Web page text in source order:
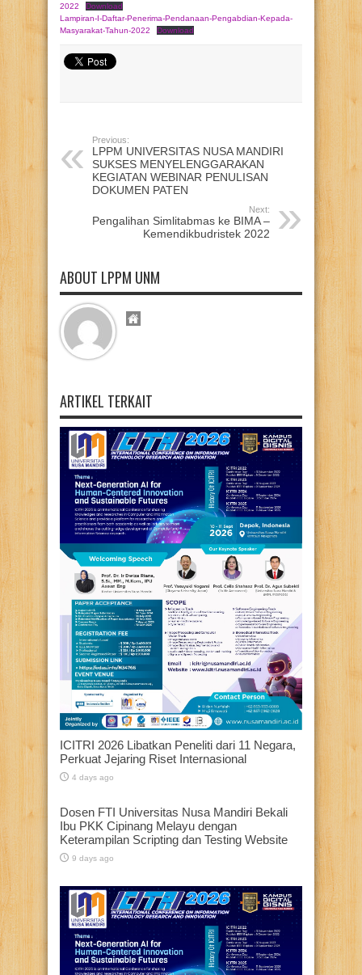
2022
Download
Lampiran-I-Daftar-Penerima-Pendanaan-Pengabdian-Kepada-
Masyarakat-Tahun-2022
Download
Previous:
LPPM UNIVERSITAS NUSA MANDIRI
SUKSES MENYELENGGARAKAN
KEGIATAN WEBINAR PENULISAN
DOKUMEN PATEN
Next:
Pengalihan Simlitabmas ke BIMA –
Kemendikbudristek 2022
ABOUT LPPM UNM
ARTIKEL TERKAIT
ICITRI 2026 Libatkan Peneliti dari 11 Negara,
Perkuat Jejaring Riset Internasional
4 days ago
Dosen FTI Universitas Nusa Mandiri Bekali
Ibu PKK Cipinang Melayu dengan
Keterampilan Scripting dan Testing Website
9 days ago